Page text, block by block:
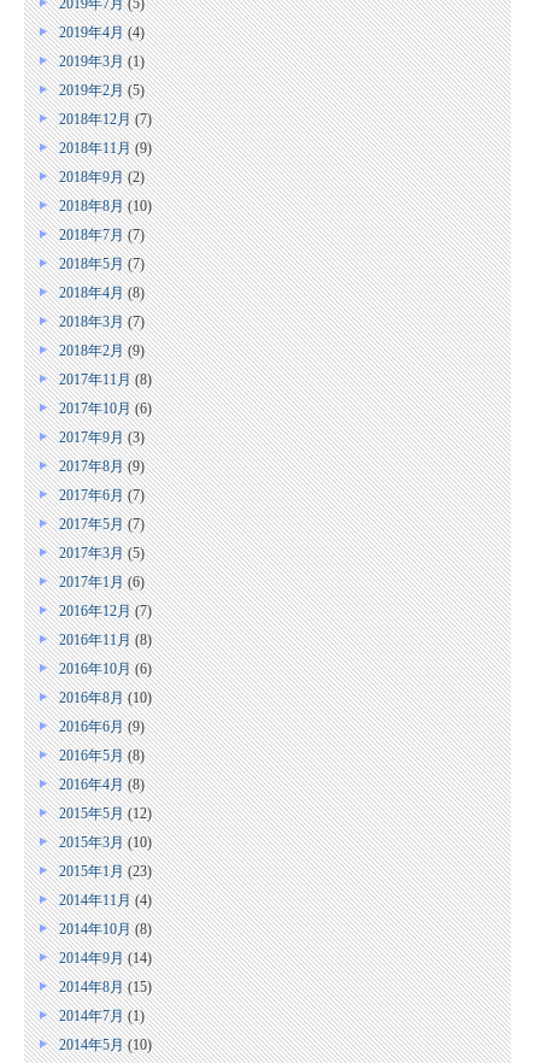
2019年4月(4)
2019年3月(1)
2019年2月(5)
2018年12月(7)
2018年11月(9)
2018年9月(2)
2018年8月(10)
2018年7月(7)
2018年5月(7)
2018年4月(8)
2018年3月(7)
2018年2月(9)
2017年11月(8)
2017年10月(6)
2017年9月(3)
2017年8月(9)
2017年6月(7)
2017年5月(7)
2017年3月(5)
2017年1月(6)
2016年12月(7)
2016年11月(8)
2016年10月(6)
2016年8月(10)
2016年6月(9)
2016年5月(8)
2016年4月(8)
2015年5月(12)
2015年3月(10)
2015年1月(23)
2014年11月(4)
2014年10月(8)
2014年9月(14)
2014年8月(15)
2014年7月(1)
2014年5月(10)